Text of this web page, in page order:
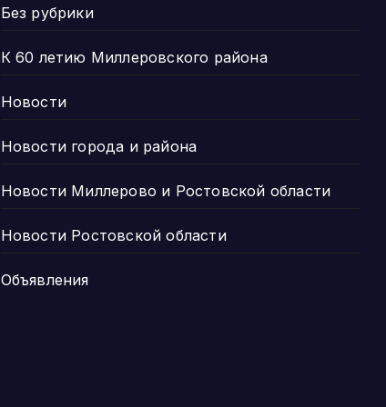
Без рубрики
К 60 летию Миллеровского района
Новости
Новости города и района
Новости Миллерово и Ростовской области
Новости Ростовской области
Объявления